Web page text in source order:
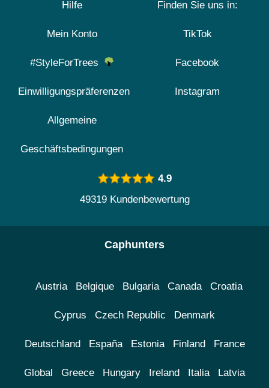
Hilfe
Mein Konto
#StyleForTrees
Einwilligungspräferenzen
Allgemeine
Geschäftsbedingungen
Finden Sie uns in:
TikTok
Facebook
Instagram
4.9
49319 Kundenbewertung
Caphunters
Austria Belgique Bulgaria Canada Croatia
Cyprus Czech Republic Denmark
Deutschland España Estonia Finland France
Global Greece Hungary Ireland Italia Latvia